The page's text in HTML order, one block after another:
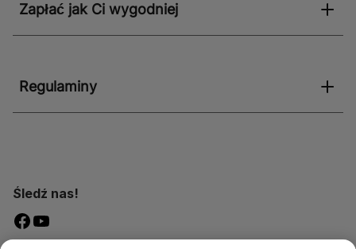
Zapłać jak Ci wygodniej
Regulaminy
Śledź nas!